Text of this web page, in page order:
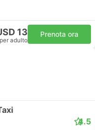
13
per adulto
Prenota ora
4.5